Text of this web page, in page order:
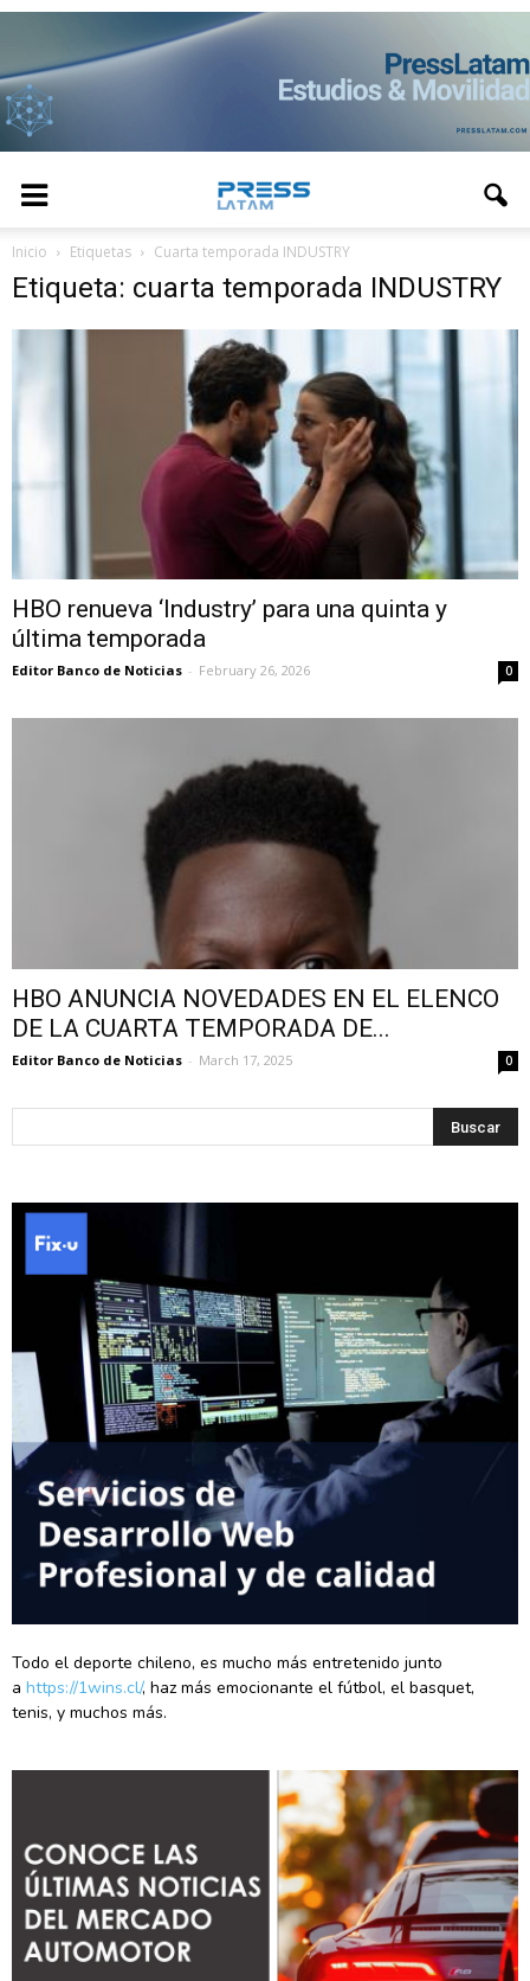
Inicio Etiquetas Cuarta temporada INDUSTRY
Etiqueta: cuarta temporada INDUSTRY
HBO renueva ‘Industry’ para una quinta y
última temporada
Editor Banco de Noticias - February 26, 2026 0
HBO ANUNCIA NOVEDADES EN EL ELENCO
DE LA CUARTA TEMPORADA DE...
Editor Banco de Noticias - March 17, 2025 0
Todo el deporte chileno, es mucho más entretenido junto
a https://1wins.cl/, haz más emocionante el fútbol, el basquet,
tenis, y muchos más.